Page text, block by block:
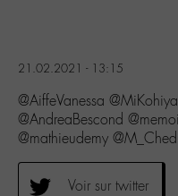
21.02.2021 - 13:15
@AiffeVanessa
@AndreaBescond
@mathieudemy
Voir sur twitter